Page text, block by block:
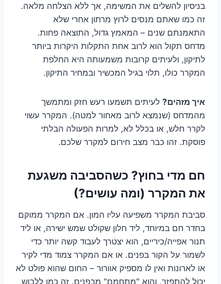
בניסיון להשלים את המשימה, אך ללא הצלחה מלאה.
זה כמו שאתם מנסים לרוץ מרתון אחרי שלא
התאמנתם שנים – המאמץ גדול, התוצאה פחות.
מדחס תקול הוא לרוב אחת התקלות היקרות ביותר
לתיקון, ולעיתים קרובות משמעותה היא החלפת
המקרר כולו, תלוי בגיל המכשיר ובמחיר התיקון.
איך מזהים? לעיתים תשמעו רעש חזק ומתמשך
מהמדחס (שנמצא לרוב מאחור למטה). המקרר עשוי
לקרר חלש, או בכלל לא, למרות הפעולה הבלתי
פוסקת. זהו כבר מצב חירום למקרר שלכם.
חם מדי בחוץ? כשהסביבה משגעת
את המקרר (ומה עושים?)
סביבת המקרר משפיעה עליו המון. אם המקרר ממוקם
בחדר חם במיוחד, ליד חלון שקולט שמש ישירה, או ליד
תנור אפייה/כיריים, הוא יצטרך לעבוד קשה יותר כדי
לשמור על הקור בפנים. או אם המקרר צמוד מדי לקיר
או לארונות ואין לו מספיק אוורור – החום שהוא פולט לא
יכול להתפזר, והוא "מתחמם" מבפנים. זה כמו ללבוש